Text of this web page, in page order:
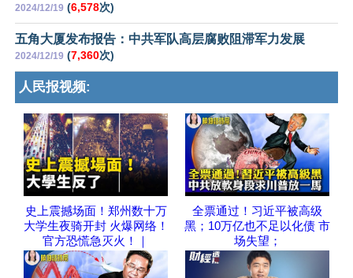
2024/12/19 (6,578次)
五角大厦发布报告：中共军队高层腐败阻滞军力发展
2024/12/19 (7,360次)
人民报视频:
史上震撼场面！郑州数十万
大学生夜骑开封 火爆网络！
官方恐慌急灭火！｜
全票通过！习近平被高级
黑；10万亿也不足以化债 市
场失望；